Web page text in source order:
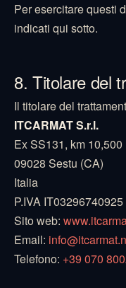
Per esercitare questi
indicati qui sotto.
8. Titolare del
Il titolare del
ITCARMAT S.r.l.
Ex SS131, km 10,500
09028 Sestu (CA)
Italia
P.IVA IT03296740925
Sito web:
Email:
Telefono: +39 070